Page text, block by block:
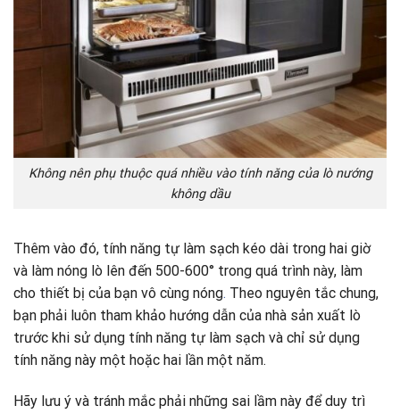
Không nên phụ thuộc quá nhiều vào tính năng của lò nướng
không dầu
Thêm vào đó, tính năng tự làm sạch kéo dài trong hai giờ
và làm nóng lò lên đến 500-600° trong quá trình này, làm
cho thiết bị của bạn vô cùng nóng. Theo nguyên tắc chung,
bạn phải luôn tham khảo hướng dẫn của nhà sản xuất lò
trước khi sử dụng tính năng tự làm sạch và chỉ sử dụng
tính năng này một hoặc hai lần một năm.
Hãy lưu ý và tránh mắc phải những sai lầm này để duy trì